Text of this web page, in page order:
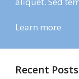
Learn more
Recent Posts